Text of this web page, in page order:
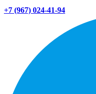
+7 (967) 024-41-94